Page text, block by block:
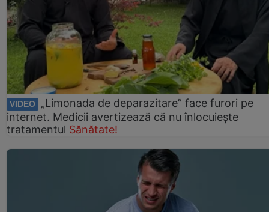
VIDEO
„Limonada de deparazitare” face furori pe
internet. Medicii avertizează că nu înlocuiește
tratamentul Sănătate!